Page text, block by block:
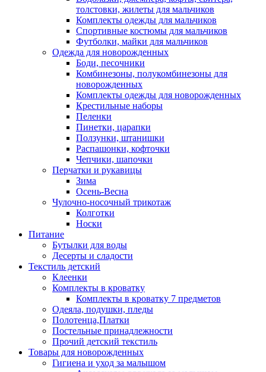
толстовки, жилеты для мальчиков
Комплекты одежды для мальчиков
Спортивные костюмы для мальчиков
Футболки, майки для мальчиков
Одежда для новорожденных
Боди, песочники
Комбинезоны, полукомбинезоны для
новорожденных
Комплекты одежды для новорожденных
Крестильные наборы
Пеленки
Пинетки, царапки
Ползунки, штанишки
Распашонки, кофточки
Чепчики, шапочки
Перчатки и рукавицы
Зима
Осень-Весна
Чулочно-носочный трикотаж
Колготки
Носки
Питание
Бутылки для воды
Десерты и сладости
Текстиль детский
Клеенки
Комплекты в кроватку
Комплекты в кроватку 7 предметов
Одеяла, подушки, пледы
Полотенца,Платки
Постельные принадлежности
Прочий детский текстиль
Товары для новорожденных
Гигиена и уход за малышом